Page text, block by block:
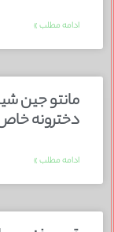
ادامه مطلب »
دخترونه
ادامه مطلب »